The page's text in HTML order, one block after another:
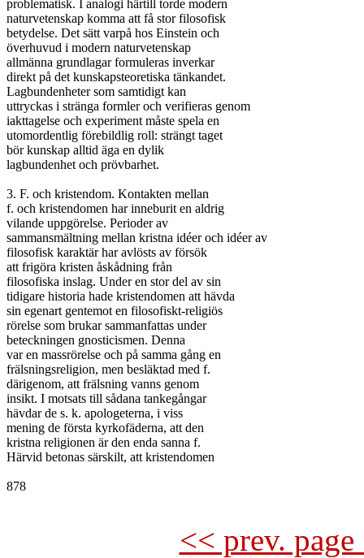
problematisk. I analogi härtill torde modern
naturvetenskap komma att få stor filosofisk
betydelse. Det sätt varpå hos Einstein och
överhuvud i modern naturvetenskap
allmänna grundlagar formuleras inverkar
direkt på det kunskapsteoretiska tänkandet.
Lagbundenheter som samtidigt kan
uttryckas i stränga formler och verifieras genom
iakttagelse och experiment måste spela en
utomordentlig förebildlig roll: strängt taget
bör kunskap alltid äga en dylik
lagbundenhet och prövbarhet.
3. F. och kristendom. Kontakten mellan
f. och kristendomen har inneburit en aldrig
vilande uppgörelse. Perioder av
sammansmältning mellan kristna idéer och idéer av
filosofisk karaktär har avlösts av försök
att frigöra kristen åskådning från
filosofiska inslag. Under en stor del av sin
tidigare historia hade kristendomen att hävda
sin egenart gentemot en filosofiskt-religiös
rörelse som brukar sammanfattas under
beteckningen gnosticismen. Denna
var en massrörelse och på samma gång en
frälsningsreligion, men besläktad med f.
därigenom, att frälsning vanns genom
insikt. I motsats till sådana tankegångar
hävdar de s. k. apologeterna, i viss
mening de första kyrkofäderna, att den
kristna religionen är den enda sanna f.
Härvid betonas särskilt, att kristendomen
878
<< prev.